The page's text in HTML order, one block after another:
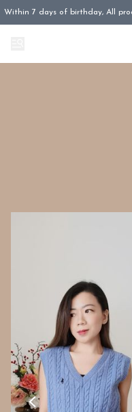
Within 7 days of birthday, All